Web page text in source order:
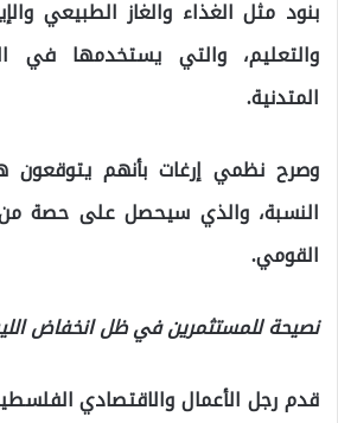
بنود مثل الغذاء والغاز الطبيعي
والتعليم، والتي يستخدمها في
المتدنية.
وصرح نظمي إرغات بأنهم يتوقعون
النسبة، والذي سيحصل على حصة
القومي.
نصيحة للمستثمرين في ظل انخفاض
قدم رجل الأعمال والاقتصادي